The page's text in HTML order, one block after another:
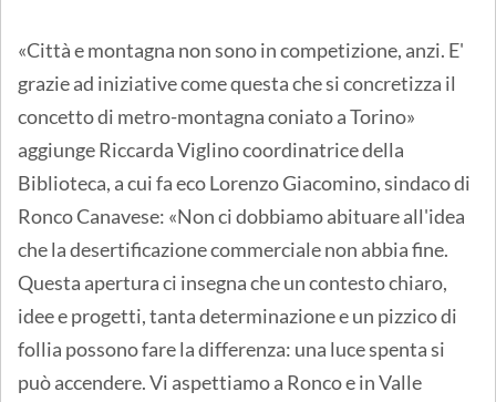
«Città e montagna non sono in competizione, anzi. E'
grazie ad iniziative come questa che si concretizza il
concetto di metro-montagna coniato a Torino»
aggiunge Riccarda Viglino coordinatrice della
Biblioteca, a cui fa eco Lorenzo Giacomino, sindaco di
Ronco Canavese: «Non ci dobbiamo abituare all'idea
che la desertificazione commerciale non abbia fine.
Questa apertura ci insegna che un contesto chiaro,
idee e progetti, tanta determinazione e un pizzico di
follia possono fare la differenza: una luce spenta si
può accendere. Vi aspettiamo a Ronco e in Valle